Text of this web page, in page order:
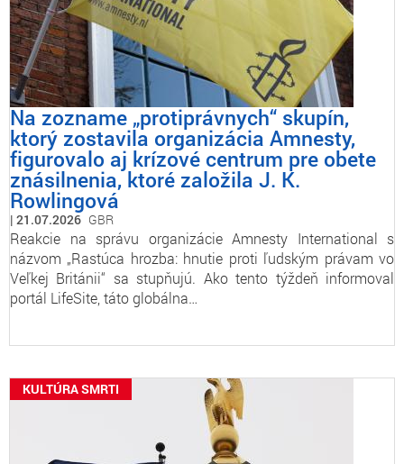
Na zozname „protiprávnych“ skupín,
ktorý zostavila organizácia Amnesty,
figurovalo aj krízové centrum pre obete
znásilnenia, ktoré založila J. K.
Rowlingová
21.07.2026 GBR
Reakcie na správu organizácie Amnesty International s
názvom „Rastúca hrozba: hnutie proti ľudským právam vo
Veľkej Británii“ sa stupňujú. Ako tento týždeň informoval
portál LifeSite, táto globálna…
KULTÚRA SMRTI